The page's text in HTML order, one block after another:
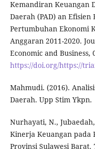
Kemandiran Keuangan
Daerah (PAD) an
Pertumbuhan Ekonomi
Anggaran 2011-2020.
Economic and Business,
https://doi.org/https://
Mahmudi. (2016).
Daerah. Upp Stim Ykpn.
Nurhayati, N.,
Kinerja Keuangan pada
Provinsi Sulawesi Barat.